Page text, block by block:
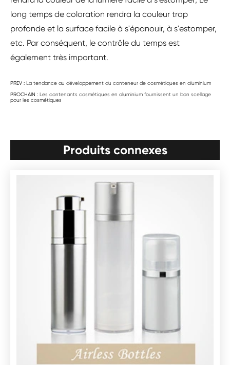
long temps de coloration rendra la couleur trop
profonde et la surface facile à s'épanouir, à s'estomper,
etc. Par conséquent, le contrôle du temps est
également très important.
PREV : La tendance au développement du conteneur de cosmétiques en aluminium
PROCHAIN : Les contenants cosmétiques en aluminium fournissent un bon scellage
pour les cosmétiques
Produits connexes